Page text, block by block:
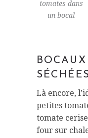
tomates dans
un bocal
SÉCHÉES
Là encore,
petites
tomate
four sur